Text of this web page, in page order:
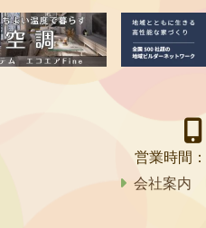
営業時間：
会社案内